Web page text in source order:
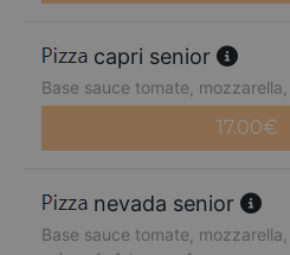
capri senior
Base sauce tomate,
17.00€
nevada senior
Base sauce tomate,